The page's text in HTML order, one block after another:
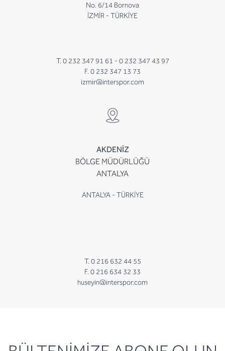
No. 6/14 Bornova
İZMİR - TÜRKİYE
T. 0 232 347 91 61 - 0 232 347 43 97
F. 0 232 347 13 73
izmir@interspor.com
AKDENİZ
BÖLGE MÜDÜRLÜĞÜ
ANTALYA
ANTALYA - TÜRKİYE
T. 0 216 632 44 55
F. 0 216 634 32 33
huseyin@interspor.com
newsletter